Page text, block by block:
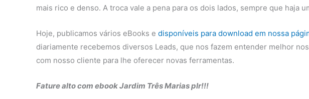
mais rico e denso. A troca vale a pena para os dois lados, sempre que haja
Hoje, publicamos vários eBooks e disponíveis para download em nossa
diariamente recebemos diversos Leads, que nos fazem entender melhor
com nosso cliente para lhe oferecer novas ferramentas.
Fature alto com ebook Jardim Três Marias plr!!!